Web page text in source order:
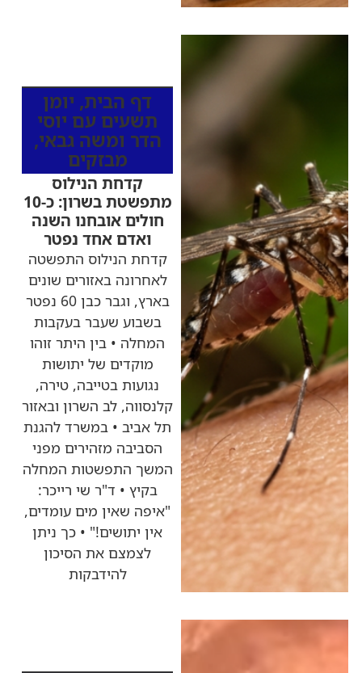
דף הבית, יומן
תשעים עם יוסי
הדר ומשה גבאי,
מבזקים
קדחת הנילוס
מתפשטת בשרון: כ-10
חולים אובחנו השנה
ואדם אחד נפטר
קדחת הנילוס התפשטה
לאחרונה באזורים שונים
בארץ, וגבר כבן 60 נפטר
בשבוע שעבר בעקבות
המחלה • בין היתר זוהו
מוקדים של יתושות
נגועות בטייבה, טירה,
קלנסווה, לב השרון ובאזור
תל אביב • במשרד להגנת
הסביבה מזהירים מפני
המשך התפשטות המחלה
בקיץ • ד"ר שי רייכר:
"איפה שאין מים עומדים,
אין יתושים!" • כך ניתן
לצמצם את הסיכון
להידבקות